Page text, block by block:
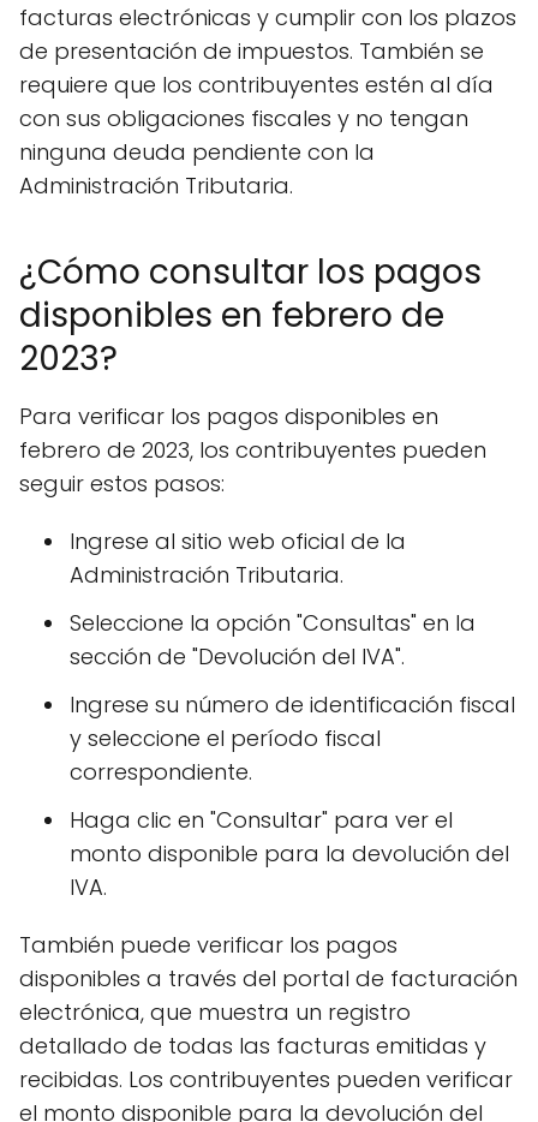
facturas electrónicas y cumplir con los plazos
de presentación de impuestos. También se
requiere que los contribuyentes estén al día
con sus obligaciones fiscales y no tengan
ninguna deuda pendiente con la
Administración Tributaria.
¿Cómo consultar los pagos
disponibles en febrero de
2023?
Para verificar los pagos disponibles en
febrero de 2023, los contribuyentes pueden
seguir estos pasos:
Ingrese al sitio web oficial de la
Administración Tributaria.
Seleccione la opción "Consultas" en la
sección de "Devolución del IVA".
Ingrese su número de identificación fiscal
y seleccione el período fiscal
correspondiente.
Haga clic en "Consultar" para ver el
monto disponible para la devolución del
IVA.
También puede verificar los pagos
disponibles a través del portal de facturación
electrónica, que muestra un registro
detallado de todas las facturas emitidas y
recibidas. Los contribuyentes pueden verificar
el monto disponible para la devolución del